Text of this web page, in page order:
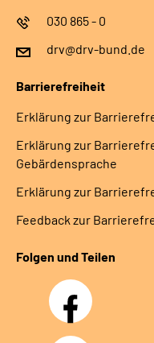
030 865 - 0
drv@drv-bund.de
Barrierefreiheit
Erklärung zur
Erklärung zur
Gebärdensprache
Erklärung zur
Feedback zur
Folgen und Teilen
Facebook